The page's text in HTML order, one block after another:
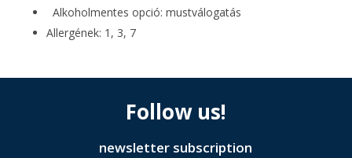
Alkoholmentes opció: mustválogatás
Allergének: 1, 3, 7
Follow us!
newsletter subscription